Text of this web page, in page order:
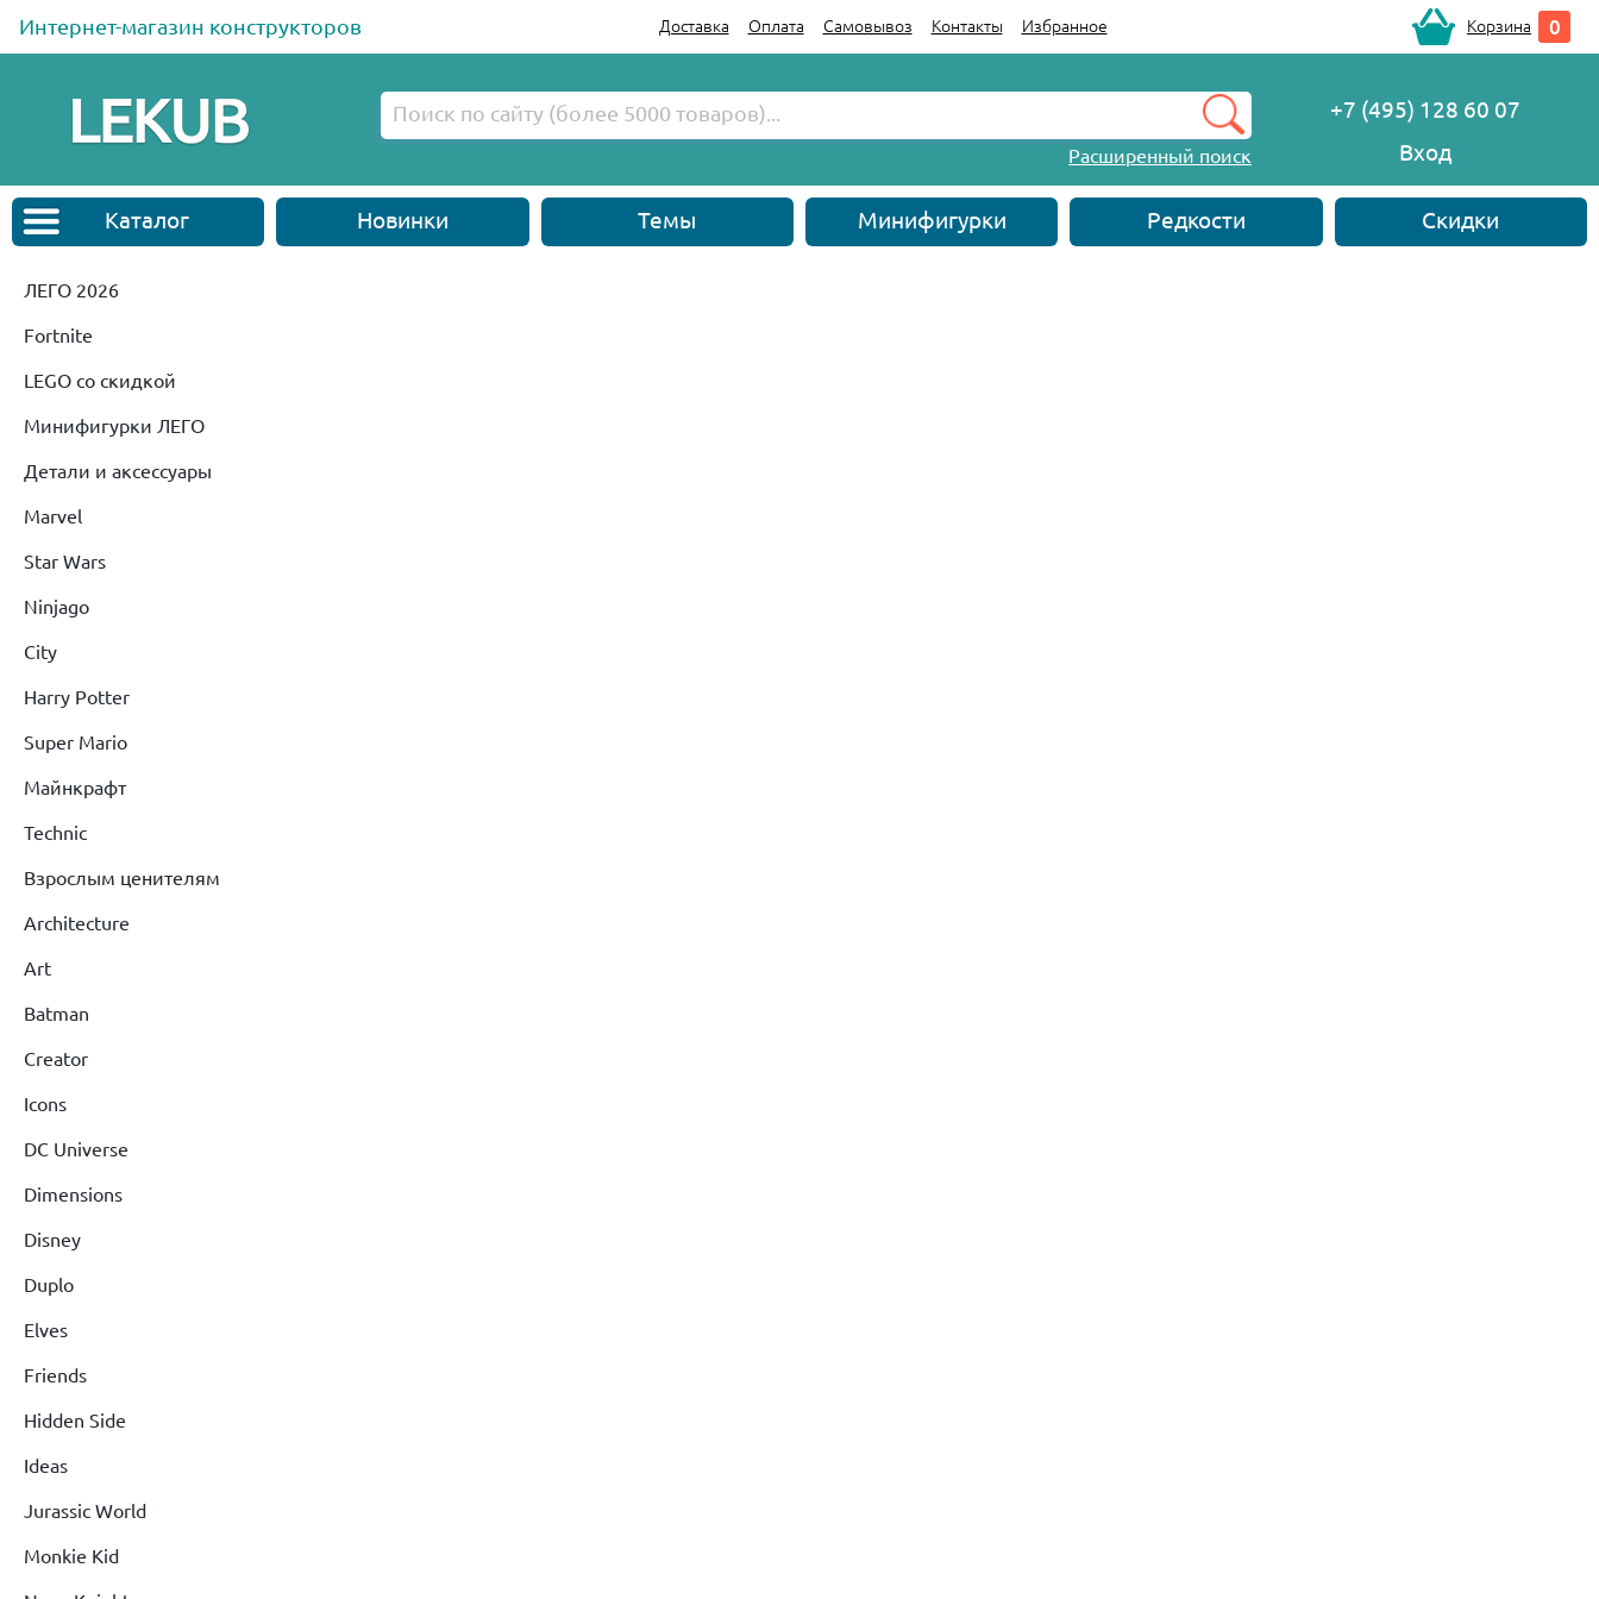
Интернет-магазин конструкторов Доставка Оплата Самовывоз Контакты Избранное Корзина 0
Расширенный поиск
+7 (495) 128 60 07
Вход
Каталог Новинки Темы Минифигурки Редкости Скидки
ЛЕГО 2026
Fortnite
LEGO со скидкой
Минифигурки ЛЕГО
Детали и аксессуары
Marvel
Star Wars
Ninjago
City
Harry Potter
Super Mario
Майнкрафт
Technic
Взрослым ценителям
Architecture
Art
Batman
Creator
Icons
DC Universe
Dimensions
Disney
Duplo
Elves
Friends
Hidden Side
Ideas
Jurassic World
Monkie Kid